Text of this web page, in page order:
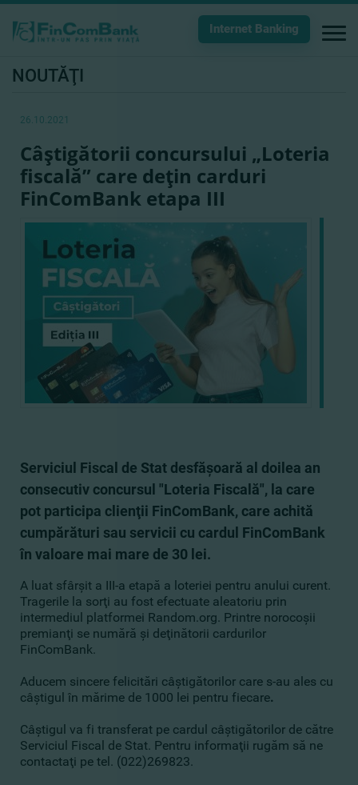
Internet Banking
NOUTĂŢI
26.10.2021
Câştigătorii concursului „Loteria
fiscală” care deţin carduri
FinComBank etapa III
Serviciul Fiscal de Stat desfăşoară al doilea an
consecutiv concursul "Loteria Fiscală", la care
pot participa clienţii FinComBank, care achită
cumpărături sau servicii cu cardul FinComBank
în valoare mai mare de 30 lei.
A luat sfârşit a III-a etapă a loteriei pentru anului curent.
Tragerile la sorţi au fost efectuate aleatoriu prin
intermediul platformei Random.org. Printre norocoşii
premianţi se numără şi deţinătorii cardurilor
FinComBank.
Aducem sincere felicitări câştigătorilor сare s-au ales cu
câştigul în mărime de 1000 lei pentru fiecare.
Câştigul va fi transferat pe cardul câştigătorilor de către
Serviciul Fiscal de Stat. Pentru informaţii rugăm să ne
contactaţi pe tel. (022)269823.